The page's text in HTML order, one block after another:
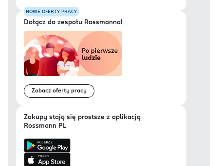
NOWE OFERTY PRACY
Dołącz do zespołu Rossmanna!
Zobacz oferty pracy
Zakupy stają się prostsze z aplikacją
Rossmann PL